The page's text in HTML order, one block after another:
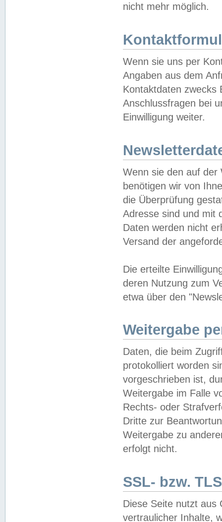
nicht mehr möglich.
Wenn sie uns per
Angaben aus dem
Kontaktdaten zwecks
Anschlussfragen bei
Einwilligung weiter.
Wenn sie den auf der
benötigen wir von
die Überprüfung
Adresse sind und mit
Daten werden nicht
Versand der
Die erteilte
deren Nutzung zum
etwa über den
Weitergabe
Daten, die beim
protokolliert worden
vorgeschrieben ist,
Weitergabe im Falle
Rechts- oder
Dritte zur
Weitergabe zu
erfolgt nicht.
SSL- bzw.
Diese Seite nutzt aus
vertraulicher Inhalte,